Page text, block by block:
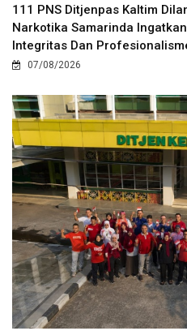
111 PNS Ditjenpas Kaltim
Narkotika Samarinda
Integritas Dan
07/08/2026